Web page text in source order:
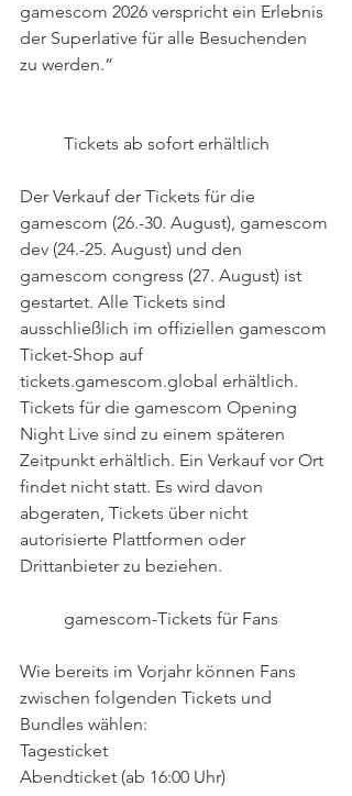
gamescom 2026 verspricht ein Erlebnis
der Superlative für alle Besuchenden
zu werden.“
Tickets ab sofort erhältlich
Der Verkauf der Tickets für die
gamescom (26.-30. August), gamescom
dev (24.-25. August) und den
gamescom congress (27. August) ist
gestartet. Alle Tickets sind
ausschließlich im offiziellen gamescom
Ticket-Shop auf
tickets.gamescom.global erhältlich.
Tickets für die gamescom Opening
Night Live sind zu einem späteren
Zeitpunkt erhältlich. Ein Verkauf vor Ort
findet nicht statt. Es wird davon
abgeraten, Tickets über nicht
autorisierte Plattformen oder
gamescom-Tickets für Fans
Wie bereits im Vorjahr können Fans
zwischen folgenden Tickets und
Bundles wählen:
Tagesticket
Abendticket (ab 16:00 Uhr)